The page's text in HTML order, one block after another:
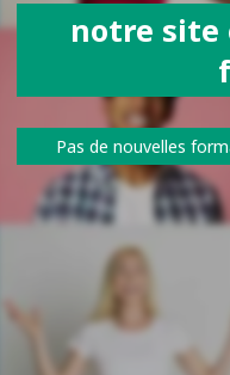
notre
Pas de nouvelles